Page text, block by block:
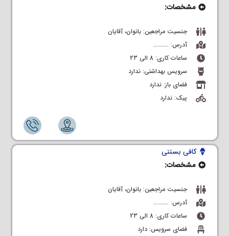
مشخصات:
جنسیت مراجعین: بانوان، آقایان
آدرس: ……….
ساعات کاری: 8 الی 23
سرویس بهداشتی: ندارد
فضای باز: ندارد
پیک: ندارد
کافی بستنی
مشخصات:
جنسیت مراجعین: بانوان، آقایان
آدرس: ……….
ساعات کاری: 8 الی 23
فضای سرویس: دارد